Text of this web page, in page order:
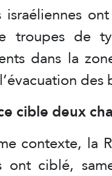
israéliennes
troupes de
dans la
des
cible deux
contexte, la
ont ciblé,